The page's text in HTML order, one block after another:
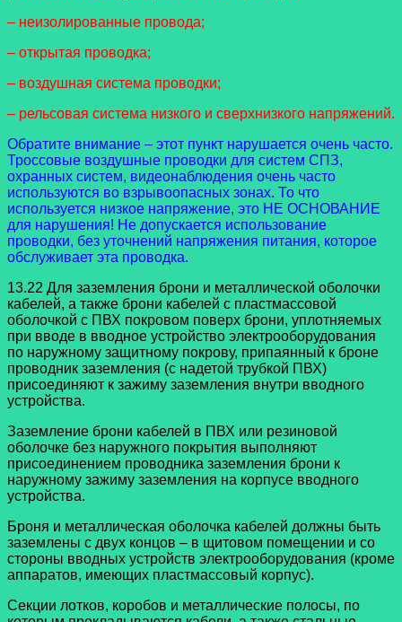
– неизолированные провода;
– открытая проводка;
– воздушная система проводки;
– рельсовая система низкого и сверхнизкого напряжений.
Обратите внимание – этот пункт нарушается очень часто.
Троссовые воздушные проводки для систем СПЗ,
охранных систем, видеонаблюдения очень часто
используются во взрывоопасных зонах. То что
используется низкое напряжение, это НЕ ОСНОВАНИЕ
для нарушения! Не допускается использование
проводки, без уточнений напряжения питания, которое
обслуживает эта проводка.
13.22 Для заземления брони и металлической оболочки
кабелей, а также брони кабелей с пластмассовой
оболочкой с ПВХ покровом поверх брони, уплотняемых
при вводе в вводное устройство электрооборудования
по наружному защитному покрову, припаянный к броне
проводник заземления (с надетой трубкой ПВХ)
присоединяют к зажиму заземления внутри вводного
устройства.
Заземление брони кабелей в ПВХ или резиновой
оболочке без наружного покрытия выполняют
присоединением проводника заземления брони к
наружному зажиму заземления на корпусе вводного
устройства.
Броня и металлическая оболочка кабелей должны быть
заземлены с двух концов – в щитовом помещении и со
стороны вводных устройств электрооборудования (кроме
аппаратов, имеющих пластмассовый корпус).
Секции лотков, коробов и металлические полосы, по